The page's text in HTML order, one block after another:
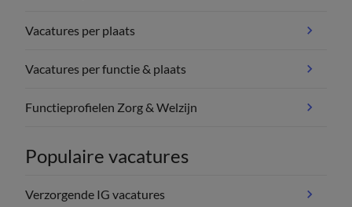
Vacatures per plaats
Vacatures per functie & plaats
Functieprofielen Zorg & Welzijn
Populaire vacatures
Verzorgende IG vacatures